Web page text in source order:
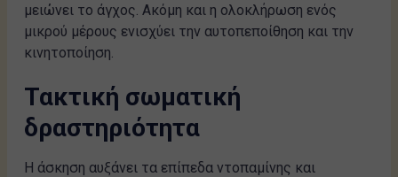
μειώνει το άγχος. Ακόμη και η ολοκλήρωση ενός
μικρού μέρους ενισχύει την αυτοπεποίθηση και την
κινητοποίηση.
Τακτική σωματική
δραστηριότητα
Η άσκηση αυξάνει τα επίπεδα ντοπαμίνης και